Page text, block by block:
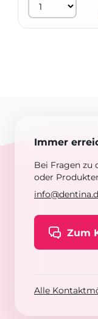
Immer
Bei Fragen zu
oder
Zum
Alle